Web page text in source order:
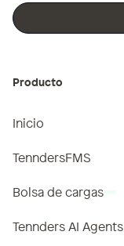
Producto
Inicio
TenndersFMS
Bolsa de cargas
Tennders AI Agents